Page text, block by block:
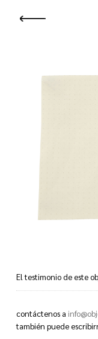
El testimonio de este
This object’s testimony
contáctenos a
también puede